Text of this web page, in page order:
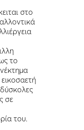
στο
το
σε
του.